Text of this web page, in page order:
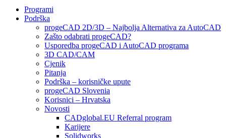
Programi
Podrška
progeCAD 2D/3D – Najbolja Alternativa za AutoCAD
Zašto odabrati progeCAD?
Usporedba progeCAD i AutoCAD programa
3D CAD/CAM
Cjenik
Pitanja
Podrška – korisničke upute
progeCAD Slovenia
Korisnici – Hrvatska
Novosti
CADglobal.EU Referral program
Karijere
Solidworks